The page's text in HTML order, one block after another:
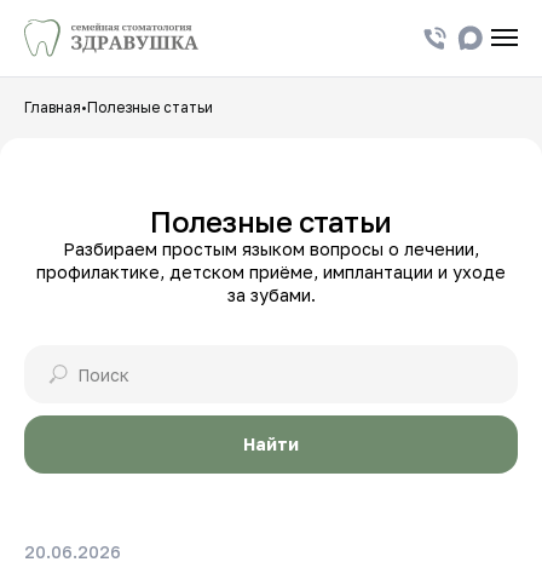
Главная•Полезные статьи
Полезные статьи
Разбираем простым языком вопросы о лечении,
профилактике, детском приёме, имплантации и уходе
за зубами.
Найти
20.06.2026